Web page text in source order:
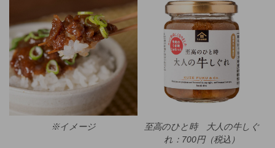
※イメージ
至高のひと時 大人の牛しぐ
れ：700円（税込）